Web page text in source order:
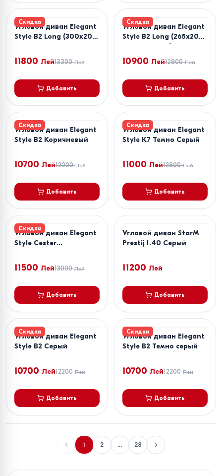
Скидка
Угловой диван Elegant
Style B2 Long (300x200)
11800 Лей13300 Лей
Добавить
Скидка
Угловой диван Elegant
Style B2 Long (265x200)
Коричневый/Бежевый
10900 Лей12800 Лей
Добавить
Скидка
Угловой диван Elegant
Style B2 Коричневый
10700 Лей12000 Лей
Добавить
Скидка
Угловой диван Elegant
Style K7 Темно Серый
11000 Лей12800 Лей
Добавить
Скидка
Угловой диван Elegant
Style Cester
11500 Лей13000 Лей
Добавить
Угловой диван StarM
Prestij 1.40 Серый
11200 Лей
Добавить
Скидка
Угловой диван Elegant
Style B2 Серый
10700 Лей12200 Лей
Добавить
Скидка
Угловой диван Elegant
Style B2 Темно серый
10700 Лей12200 Лей
Добавить
1 2 ... 28